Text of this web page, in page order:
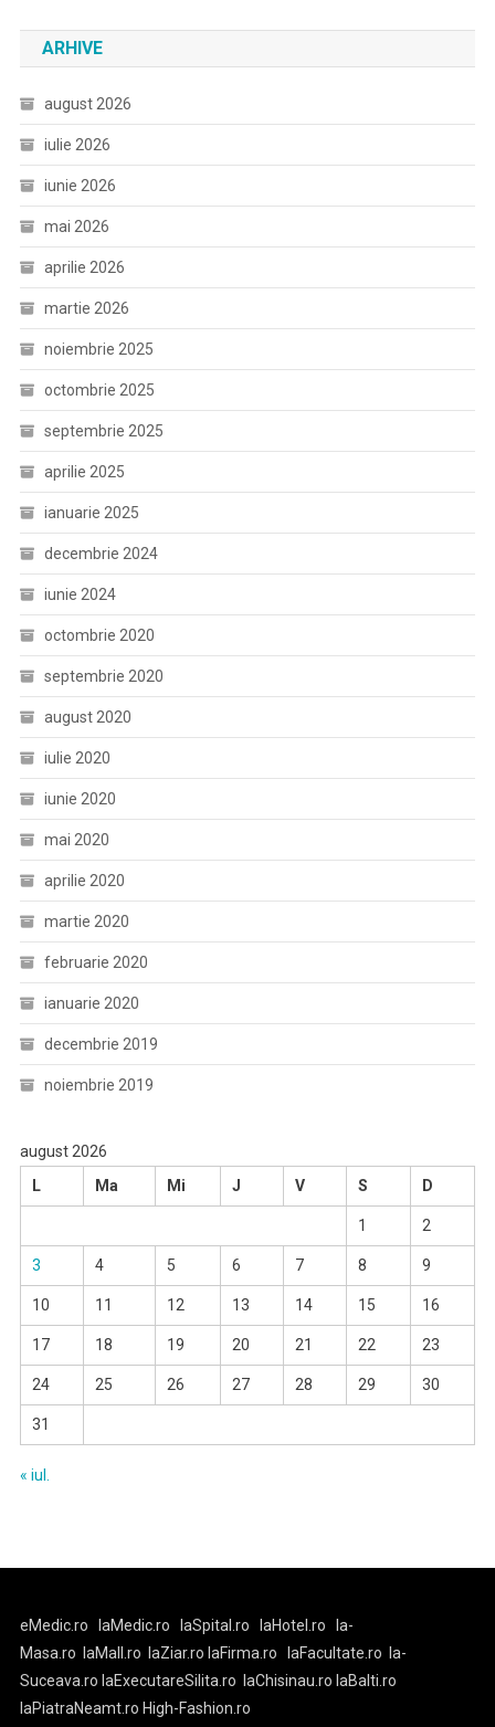
ARHIVE
august 2026
iulie 2026
iunie 2026
mai 2026
aprilie 2026
martie 2026
noiembrie 2025
octombrie 2025
septembrie 2025
aprilie 2025
ianuarie 2025
decembrie 2024
iunie 2024
octombrie 2020
septembrie 2020
august 2020
iulie 2020
iunie 2020
mai 2020
aprilie 2020
martie 2020
februarie 2020
ianuarie 2020
decembrie 2019
noiembrie 2019
august 2026
L
Ma Mi J V S D
1 2
3 4 5 6 7 8 9
10 11 12 13 14 15 16
17 18 19 20 21 22 23
24 25 26 27 28 29 30
31
« iul.
eMedic.ro laMedic.ro laSpital.ro laHotel.ro
la-
Masa.ro
laMall.ro laZiar.ro laFirma.ro laFacultate.ro
la-
Suceava.ro laExecutareSilita.ro laChisinau.ro laBalti.ro
laPiatraNeamt.ro High-Fashion.ro